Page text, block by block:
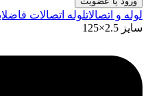
لوله و اتصالاتلوله اتصالات
سایز 2.5×125